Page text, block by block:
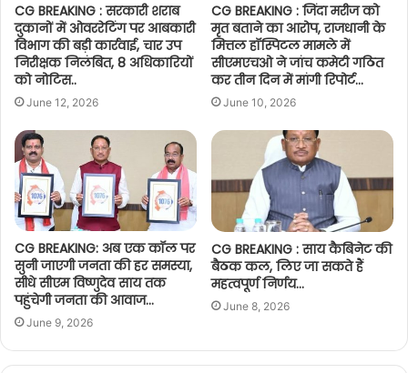
CG BREAKING : सरकारी शराब
दुकानों में ओवररेटिंग पर आबकारी
विभाग की बड़ी कार्रवाई, चार उप
निरीक्षक निलंबित, 8 अधिकारियों
को नोटिस..
June 12, 2026
CG BREAKING : जिंदा मरीज को
मृत बताने का आरोप, राजधानी के
मित्तल हॉस्पिटल मामले में
सीएमएचओ ने जांच कमेटी गठित
कर तीन दिन में मांगी रिपोर्ट…
June 10, 2026
CG BREAKING: अब एक कॉल पर
सुनी जाएगी जनता की हर समस्या,
सीधे सीएम विष्णुदेव साय तक
पहुंचेगी जनता की आवाज…
June 9, 2026
CG BREAKING : साय कैबिनेट की
बैठक कल, लिए जा सकते हैं
महत्वपूर्ण निर्णय…
June 8, 2026